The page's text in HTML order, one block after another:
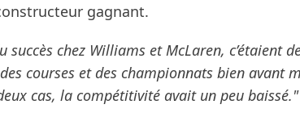
gagnant.
succès chez Williams et McLaren, c’étaient
courses et des championnats bien avant
cas, la compétitivité avait un peu baissé."